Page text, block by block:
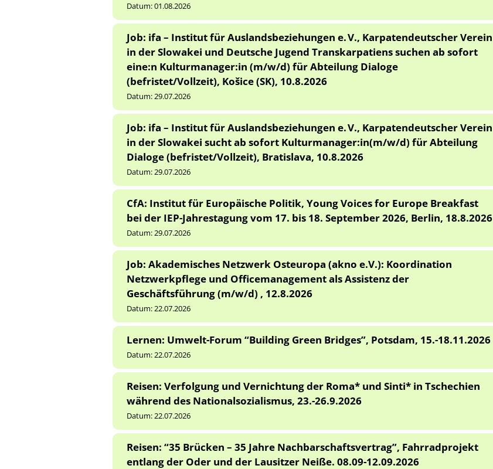
Datum:01.08.2026
Job: ifa – Institut für Auslandsbeziehungen e. V., Karpatendeutscher Verein
in der Slowakei und Deutsche Jugend Transkarpatiens suchen ab sofort
eine:n Kulturmanager:in (m/w/d) für Abteilung Dialoge
(befristet/Vollzeit), Košice (SK), 10.8.2026
Datum:29.07.2026
Job: ifa – Institut für Auslandsbeziehungen e. V., Karpatendeutscher Verein
in der Slowakei sucht ab sofort Kulturmanager:in(m/w/d) für Abteilung
Dialoge (befristet/Vollzeit), Bratislava, 10.8.2026
Datum:29.07.2026
CfA: Institut für Europäische Politik, Young Voices for Europe Breakfast
bei der IEP-Jahrestagung vom 17. bis 18. September 2026, Berlin, 18.8.2026
Datum:29.07.2026
Job: Akademisches Netzwerk Osteuropa (akno e.V.): Koordination
Netzwerkpflege und Officemanagement als Assistenz der
Geschäftsführung (m/w/d) , 12.8.2026
Datum:22.07.2026
Lernen: Umwelt-Forum “Building Green Bridges”, Potsdam, 15.-18.11.2026
Datum:22.07.2026
Reisen: Verfolgung und Vernichtung der Roma* und Sinti* in Tschechien
während des Nationalsozialismus, 23.-26.9.2026
Datum:22.07.2026
Reisen: “35 Brücken – 35 Jahre Nachbarschaftsvertrag”, Fahrradprojekt
entlang der Oder und der Lausitzer Neiße. 08.09-12.09.2026